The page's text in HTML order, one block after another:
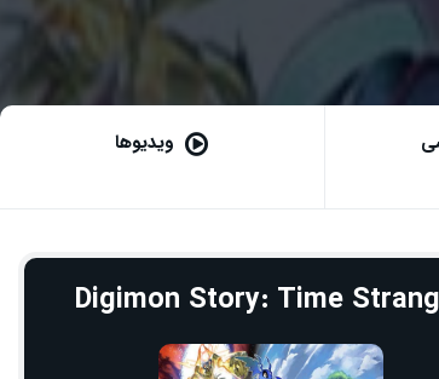
ویدیوها
Digimon Story: Time